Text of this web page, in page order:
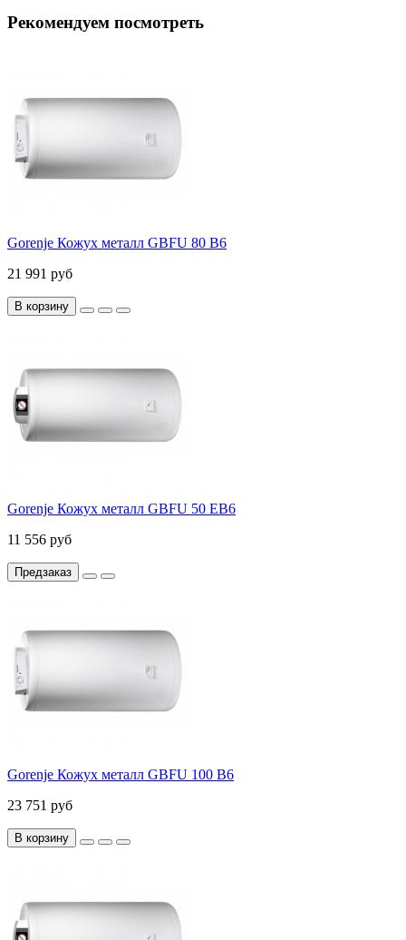
Рекомендуем посмотреть
Gorenje Кожух металл GBFU 80 B6
21 991 руб
В корзину
Gorenje Кожух металл GBFU 50 EB6
11 556 руб
Предзаказ
Gorenje Кожух металл GBFU 100 B6
23 751 руб
В корзину